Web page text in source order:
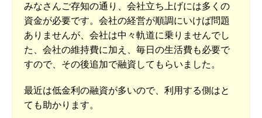
みなさんご存知の通り、会社立ち上げには多くの
資金が必要です。会社の経営が順調にいけば問題
ありませんが、会社は中々軌道に乗りませんでし
た、会社の維持費に加え、毎日の生活費も必要で
すので、その後追加で融資してもらいました。
最近は低金利の融資が多いので、利用する側はと
ても助かります。